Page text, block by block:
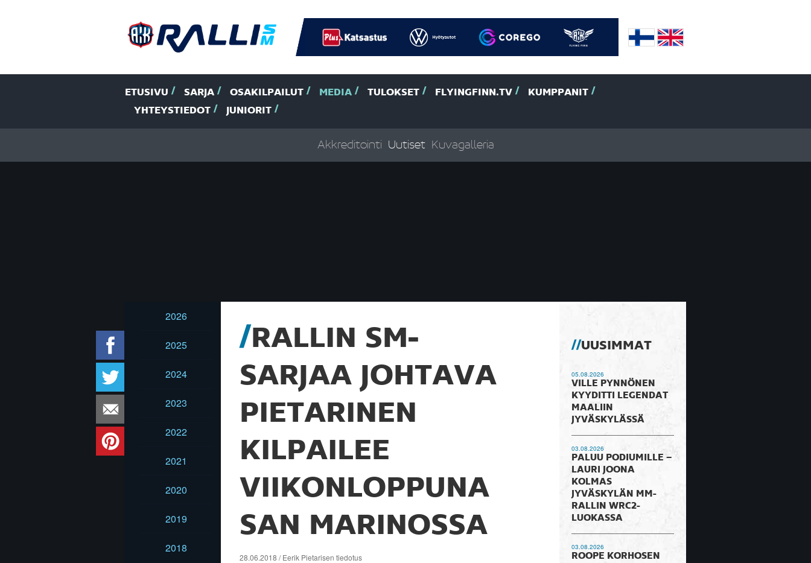
ETUSIVU SARJA OSAKILPAILUT MEDIA TULOKSET FLYINGFINN.TV
KUMPPANIT
YHTEYSTIEDOT
JUNIORIT
Akkreditointi Uutiset Kuvagalleria
2026
2025
2024
2023
2022
2021
2020
2019
2018
RALLIN SM-
SARJAA JOHTAVA
PIETARINEN
KILPAILEE
VIIKONLOPPUNA
SAN MARINOSSA
28.06.2018 / Eerik Pietarisen tiedotus
UUSIMMAT
05.08.2026
VILLE PYNNÖNEN
KYYDITTI LEGENDAT
MAALIIN
JYVÄSKYLÄSSÄ
03.08.2026
PALUU PODIUMILLE –
LAURI JOONA
KOLMAS
JYVÄSKYLÄN MM-
RALLIN WRC2-
LUOKASSA
03.08.2026
ROOPE KORHOSEN